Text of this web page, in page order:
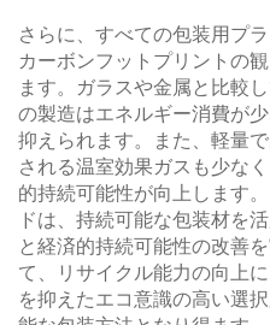
さらに、すべての包装用プ
カーボンフットプリントの
ます。ガラスや金属と比較
の製造はエネルギー消費が
抑えられます。また、軽量
される温室効果ガスも少な
的持続可能性が向上します
ドは、持続可能な包装材を
と経済的持続可能性の改善
て、リサイクル能力の向上
を抑えたエコ意識の高い選